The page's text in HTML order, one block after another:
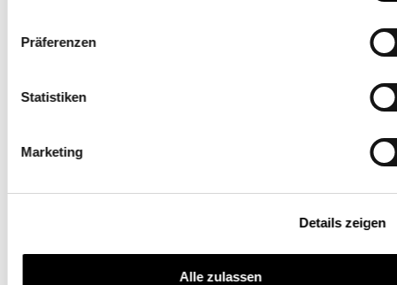
Präferenzen
Statistiken
Marketing
Details zeigen
Alle zulassen
sensibilisieren. Die von der
von Fahrerassistenzsystemen durch eine
Tierisch starke Fahrerassistenzsysteme
Überleben sichern. Genauso unterstützen
verschiedene Fahrerassistenzsysteme
Autofahrerinnen und Autofahrer dabei, sicher im